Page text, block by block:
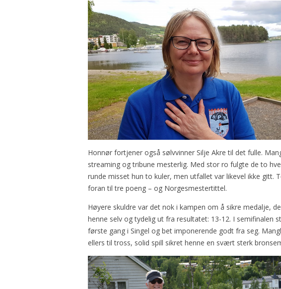
Honnør fortjener også sølvvinner Silje Akre til det fulle.
streaming og tribune mesterlig. Med stor ro fulgte de to
runde misset hun to kuler, men utfallet var likevel ikke gitt.
foran til tre poeng – og Norgesmestertittel.
Høyere skuldre var det nok i kampen om å sikre medalje,
henne selv og tydelig ut fra resultatet: 13-12. I semifinalen
første gang i Singel og bet imponerende godt fra seg.
ellers til tross, solid spill sikret henne en svært sterk